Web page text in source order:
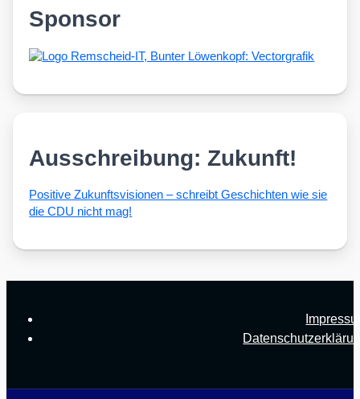
Sponsor
Ausschreibung: Zukunft!
Posi­ti­ve Zukunfts­vi­sio­nen – schreibt Geschich­ten wie sie
die CDU nicht mag!